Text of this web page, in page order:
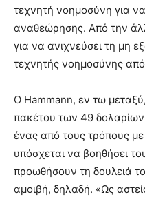
τεχνητή νοημοσύνη για να
αναθεώρησης. Από την
για να ανιχνεύσει τη μη
τεχνητής νοημοσύνης
Ο Hammann, εν τω
πακέτου των 49 δολαρίων
ένας από τους τρόπους
υπόσχεται να βοηθήσει
προωθήσουν τη δουλειά
αμοιβή, δηλαδή. «Ως